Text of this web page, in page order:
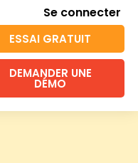
Se connecter
ESSAI GRATUIT
DEMANDER UNE
DÉMO